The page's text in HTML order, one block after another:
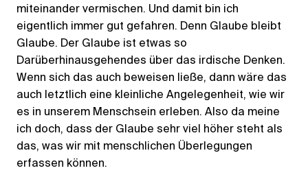
miteinander vermischen. Und damit bin ich
eigentlich immer gut gefahren. Denn Glaube bleibt
Glaube. Der Glaube ist etwas so
Darüberhinausgehendes über das irdische Denken.
Wenn sich das auch beweisen ließe, dann wäre das
auch letztlich eine kleinliche Angelegenheit, wie wir
es in unserem Menschsein erleben. Also da meine
ich doch, dass der Glaube sehr viel höher steht als
das, was wir mit menschlichen Überlegungen
erfassen können.